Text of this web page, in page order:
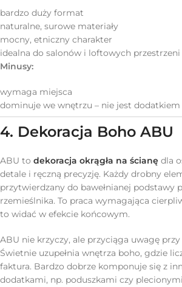
bardzo duży format
naturalne, surowe materiały
mocny, etniczny charakter
idealna do salonów i loftowych przestrzeni
Minusy:
wymaga miejsca
dominuje we wnętrzu – nie jest dodatkiem
4. Dekoracja Boho ABU
ABU to dekoracja okrągła na ścianę dla
detale i ręczną precyzję. Każdy drobny
przytwierdzany do bawełnianej podstawy
rzemieślnika. To praca wymagająca
to widać w efekcie końcowym.
ABU nie krzyczy, ale przyciąga uwagę
Świetnie uzupełnia wnętrza boho, gdzie
faktura. Bardzo dobrze komponuje się z
dodatkami, np. poduszkami czy